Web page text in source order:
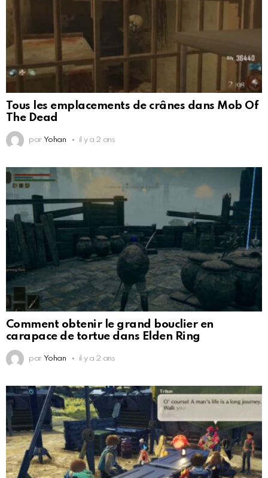
Tous les emplacements de crânes dans Mob Of
The Dead
par Yohan il y a 2 ans
Comment obtenir le grand bouclier en
carapace de tortue dans Elden Ring
par Yohan il y a 2 ans